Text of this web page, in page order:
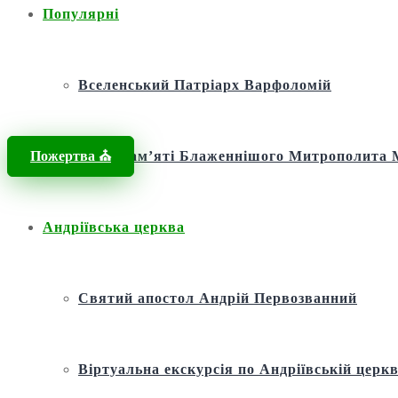
Популярні
Вселенський Патріарх Варфоломій
Фонд пам’яті Блаженнішого
Андріївська церква
Святий апостол Андрій Первозванний
Віртуальна екскурсія по Андріївській
Пожертва ⛪️